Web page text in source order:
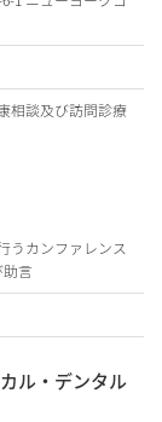
相談及び訪問診療
うカンファレンス
言
ル・デンタル